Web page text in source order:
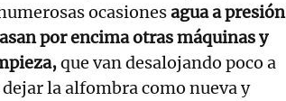
ocasionesagua a presión
por encima otras máquinas y
que van desalojando poco a
la alfombra como nueva y